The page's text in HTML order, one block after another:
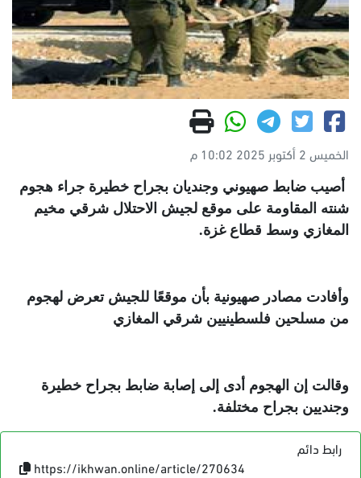
الخميس 2 أكتوبر 2025 10:02 م
أصيب ضابط صهيوني وجنديان بجراح خطيرة جراء هجوم
شنته المقاومة على موقع لجيش الاحتلال شرقي مخيم
المغازي وسط قطاع غزة.
وأفادت مصادر صهيونية بأن موقعًا للجيش تعرض لهجوم
من مسلحين فلسطينيين شرقي المغازي
وقالت إن الهجوم أدى إلى إصابة ضابط بجراح خطيرة
وجنديين بجراح مختلفة.
رابط دائم
https://ikhwan.online/article/270634